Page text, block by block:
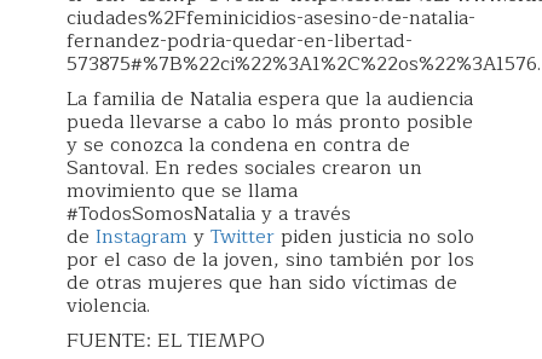
ciudades%2Ffeminicidios-asesino-de-natalia-
fernandez-podria-quedar-en-libertad-
La familia de Natalia espera que la audiencia
pueda llevarse a cabo lo más pronto posible
y se conozca la condena en contra de
Santoval. En redes sociales crearon un
movimiento que se llama
#TodosSomosNatalia y a través
de Instagram yTwitterpiden justicia no solo
por el caso de la joven, sino también por los
de otras mujeres que han sido víctimas de
violencia.
FUENTE: EL TIEMPO